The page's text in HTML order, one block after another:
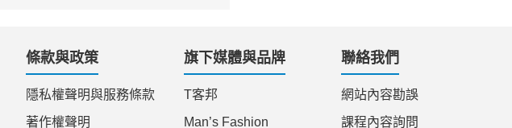
條款與政策
隱私權聲明與服務條款
著作權聲明
旗下媒體與品牌
T客邦
Man’s Fashion
聯絡我們
網站內容勘誤
課程內容詢問